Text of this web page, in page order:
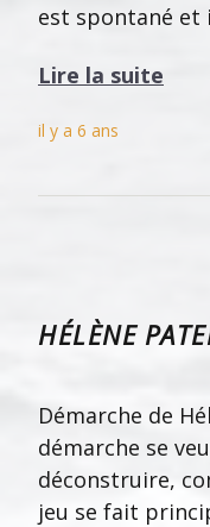
est spontané et
Lire la suite
il y a 6 ans
HÉLÈNE
Démarche de
démarche se
déconstruire,
jeu se fait